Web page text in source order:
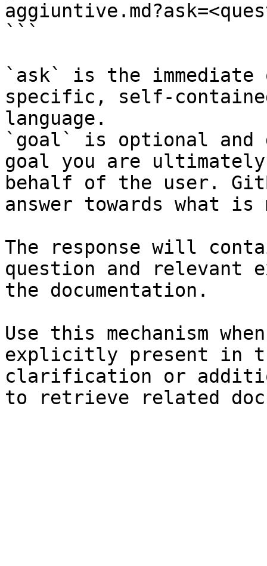
```
`ask` is the
specific, self-
language.
`goal` is optional and
goal you are
behalf of the user.
answer towards what
The response will
question and relevant
the documentation.
Use this mechanism
explicitly present in
clarification or